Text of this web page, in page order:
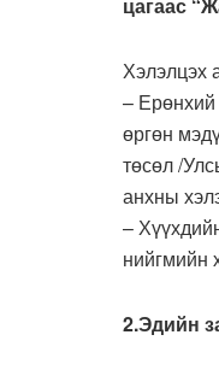
цагаас
Хэлэлцэх
– Ерөнхий
өргөн
төсөл /
анхны
–
нийгмийн
2.Эдийн